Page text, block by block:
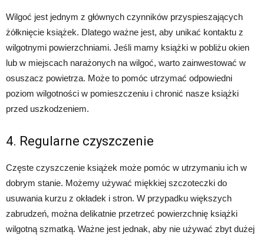
Wilgoć jest jednym z głównych czynników przyspieszających
żółknięcie książek. Dlatego ważne jest, aby unikać kontaktu z
wilgotnymi powierzchniami. Jeśli mamy książki w pobliżu okien
lub w miejscach narażonych na wilgoć, warto zainwestować w
osuszacz powietrza. Może to pomóc utrzymać odpowiedni
poziom wilgotności w pomieszczeniu i chronić nasze książki
przed uszkodzeniem.
4. Regularne czyszczenie
Częste czyszczenie książek może pomóc w utrzymaniu ich w
dobrym stanie. Możemy używać miękkiej szczoteczki do
usuwania kurzu z okładek i stron. W przypadku większych
zabrudzeń, można delikatnie przetrzeć powierzchnię książki
wilgotną szmatką. Ważne jest jednak, aby nie używać zbyt dużej